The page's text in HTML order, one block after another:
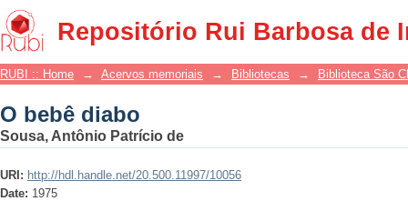
Repositório Rui Barbosa de
O bebê diabo
RUBI :: Home → Acervos memoriais → Bibliotecas → Biblioteca São
O bebê diabo
Sousa, Antônio Patrício de
URI: http://hdl.handle.net/20.500.11997/10056
Date: 1975